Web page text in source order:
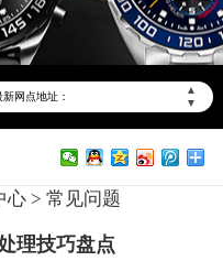
▲
▼
络优化升级公告
户服务热线：400-801-5612
网点地址：
北京市东城区东长安街1号东方广场写字楼W3座6层602室（需提前预约）
北京市朝阳区建国门外大街甲6号华熙国际中心写字楼D座11层1102室（需提前预约）
心 > 常见问题
理技巧盘点